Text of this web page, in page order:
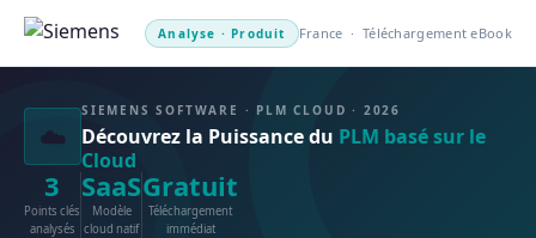
Analyse · Produit France · Téléchargement eBook
☁️
SIEMENS SOFTWARE · PLM CLOUD · 2026
Découvrez la Puissance du PLM basé sur le
Cloud
3
Points clés
analysés
SaaS
Modèle
cloud natif
Gratuit
Téléchargement
immédiat